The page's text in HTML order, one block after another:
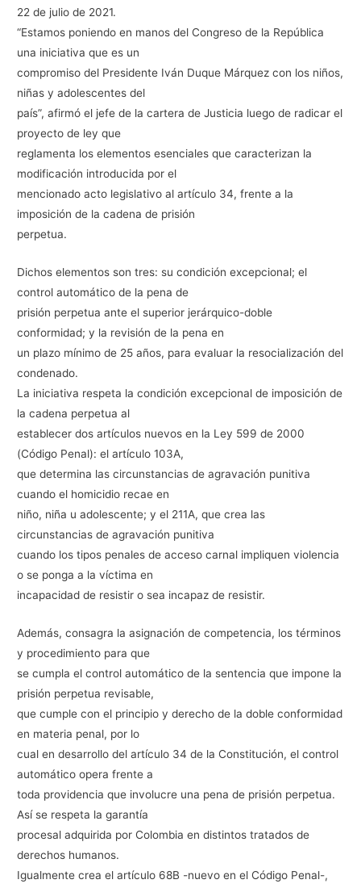
22 de julio de 2021.
“Estamos poniendo en manos del Congreso de la República
una iniciativa que es un
compromiso del Presidente Iván Duque Márquez con los niños,
niñas y adolescentes del
país”, afirmó el jefe de la cartera de Justicia luego de radicar el
proyecto de ley que
reglamenta los elementos esenciales que caracterizan la
modificación introducida por el
mencionado acto legislativo al artículo 34, frente a la
imposición de la cadena de prisión
perpetua.
Dichos elementos son tres: su condición excepcional; el
control automático de la pena de
prisión perpetua ante el superior jerárquico-doble
conformidad; y la revisión de la pena en
un plazo mínimo de 25 años, para evaluar la resocialización del
condenado.
La iniciativa respeta la condición excepcional de imposición de
la cadena perpetua al
establecer dos artículos nuevos en la Ley 599 de 2000
(Código Penal): el artículo 103A,
que determina las circunstancias de agravación punitiva
cuando el homicidio recae en
niño, niña u adolescente; y el 211A, que crea las
circunstancias de agravación punitiva
cuando los tipos penales de acceso carnal impliquen violencia
o se ponga a la víctima en
incapacidad de resistir o sea incapaz de resistir.
Además, consagra la asignación de competencia, los términos
y procedimiento para que
se cumpla el control automático de la sentencia que impone la
prisión perpetua revisable,
que cumple con el principio y derecho de la doble conformidad
en materia penal, por lo
cual en desarrollo del artículo 34 de la Constitución, el control
automático opera frente a
toda providencia que involucre una pena de prisión perpetua.
Así se respeta la garantía
procesal adquirida por Colombia en distintos tratados de
derechos humanos.
Igualmente crea el artículo 68B -nuevo en el Código Penal-,